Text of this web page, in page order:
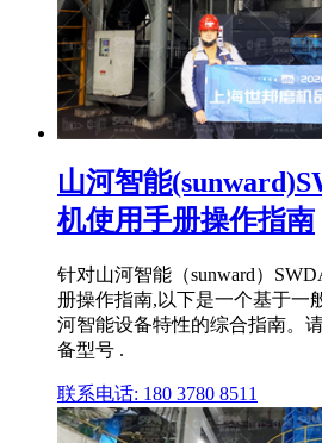
山河智能
机使用手册操作指南
针对山河智能（sunward）
册操作指南,以下是一个基于一
河智能设备特性的综合指南。
备型号 .
联系电话: 180 3780 8511